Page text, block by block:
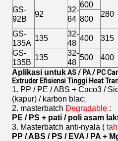
GS-
92B
92
32-
64
600
280
800
GS-
135A
135
32-
48
400 315
GS-
135B
135
32-
48
500 400
Aplikasi untukAS / PA / PC
Extruder Efisiensi Tinggi Heat
1. PP / PE / ABS + Caco3 /
(kapur) / karbon blac;
2. masterbatch Degradable :
PE / PS + pati / poli asam
3. Masterbatch anti-nyala (
PP / ABS / PS / EVA / PA +